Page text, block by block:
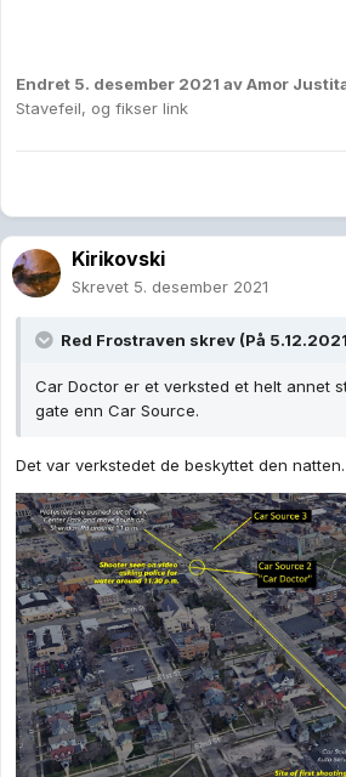
Endret 5. desember 2021 av Amor
Stavefeil, og fikser link
Kirikovski
Skrevet 5. desember 2021
Red Frostraven skrev (På
Car Doctor er et verksted et helt annet
gate enn Car Source.
Det var verkstedet de beskyttet den natten.